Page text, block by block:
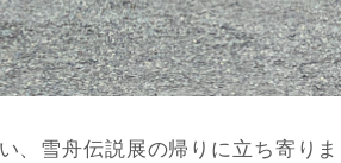
、雪舟伝説展の帰りに立ち寄り